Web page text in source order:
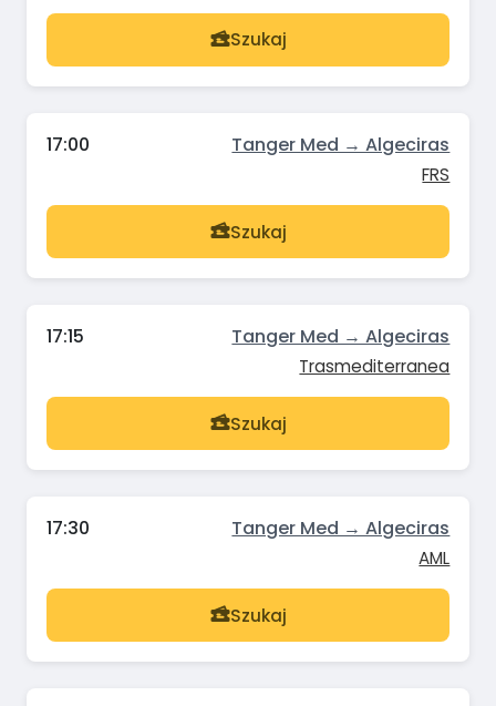
Szukaj
17:00 Tanger Med → Algeciras
FRS
Szukaj
17:15 Tanger Med → Algeciras
Trasmediterranea
Szukaj
17:30 Tanger Med → Algeciras
AML
Szukaj